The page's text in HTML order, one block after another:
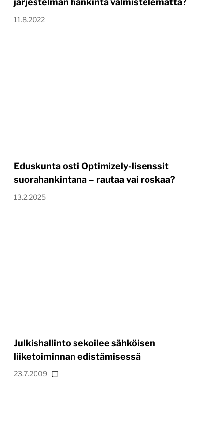
järjestelmän hankinta valmistelematta?
11.8.2022
Eduskunta osti Optimizely-lisenssit
suorahankintana – rautaa vai roskaa?
13.2.2025
Julkishallinto sekoilee sähköisen
liiketoiminnan edistämisessä
23.7.2009